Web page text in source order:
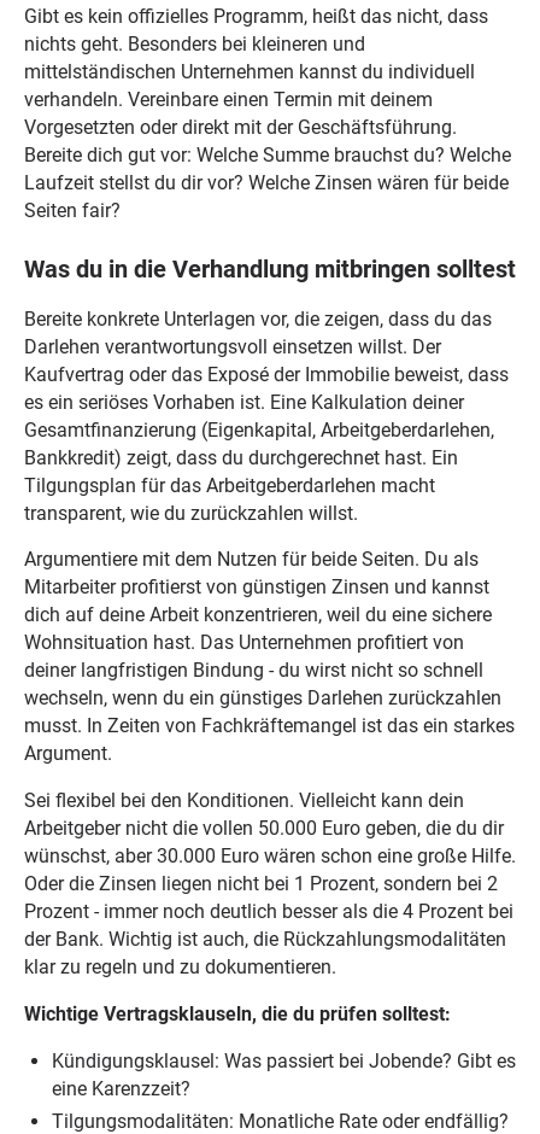
Gibt es kein offizielles Programm, heißt das nicht, dass
nichts geht. Besonders bei kleineren und
mittelständischen Unternehmen kannst du individuell
verhandeln. Vereinbare einen Termin mit deinem
Vorgesetzten oder direkt mit der Geschäftsführung.
Bereite dich gut vor: Welche Summe brauchst du? Welche
Laufzeit stellst du dir vor? Welche Zinsen wären für beide
Seiten fair?
Was du in die Verhandlung mitbringen solltest
Bereite konkrete Unterlagen vor, die zeigen, dass du das
Darlehen verantwortungsvoll einsetzen willst. Der
Kaufvertrag oder das Exposé der Immobilie beweist, dass
es ein seriöses Vorhaben ist. Eine Kalkulation deiner
Gesamtfinanzierung (Eigenkapital, Arbeitgeberdarlehen,
Bankkredit) zeigt, dass du durchgerechnet hast. Ein
Tilgungsplan für das Arbeitgeberdarlehen macht
transparent, wie du zurückzahlen willst.
Argumentiere mit dem Nutzen für beide Seiten. Du als
Mitarbeiter profitierst von günstigen Zinsen und kannst
dich auf deine Arbeit konzentrieren, weil du eine sichere
Wohnsituation hast. Das Unternehmen profitiert von
deiner langfristigen Bindung - du wirst nicht so schnell
wechseln, wenn du ein günstiges Darlehen zurückzahlen
musst. In Zeiten von Fachkräftemangel ist das ein starkes
Argument.
Sei flexibel bei den Konditionen. Vielleicht kann dein
Arbeitgeber nicht die vollen 50.000 Euro geben, die du dir
wünschst, aber 30.000 Euro wären schon eine große Hilfe.
Oder die Zinsen liegen nicht bei 1 Prozent, sondern bei 2
Prozent - immer noch deutlich besser als die 4 Prozent bei
der Bank. Wichtig ist auch, die Rückzahlungsmodalitäten
klar zu regeln und zu dokumentieren.
Wichtige Vertragsklauseln, die du prüfen solltest:
Kündigungsklausel: Was passiert bei Jobende? Gibt es
eine Karenzzeit?
Tilgungsmodalitäten: Monatliche Rate oder endfällig?